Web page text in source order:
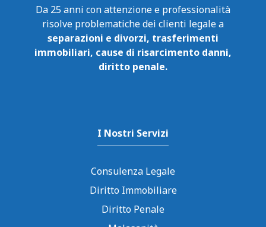
Da 25 anni con attenzione e professionalità
separazioni e divorzi, trasferimenti
immobiliari, cause di risarcimento danni,
diritto penale.
I Nostri Servizi
Consulenza Legale
Diritto Immobiliare
Diritto Penale